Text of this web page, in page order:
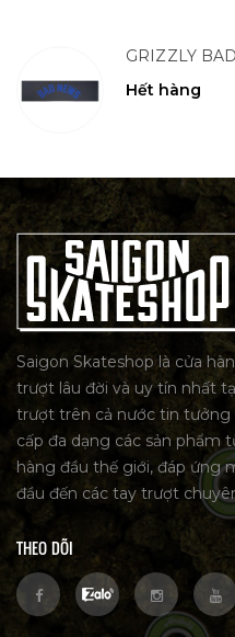
GRIZZLY
Hết hàng
Saigon Skateshop là cửa
trượt lâu đời và uy tín nhất
trượt trên cả nước tin tưởng
cấp đa dạng các sản phẩm
hàng đầu thế giới, đáp ứng
đầu đến các tay trượt
THEO DÕI